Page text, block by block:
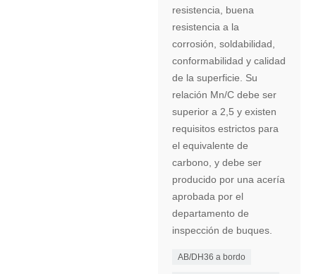
resistencia, buena
resistencia a la
corrosión, soldabilidad,
conformabilidad y calidad
de la superficie. Su
relación Mn/C debe ser
superior a 2,5 y existen
requisitos estrictos para
el equivalente de
carbono, y debe ser
producido por una acería
aprobada por el
departamento de
inspección de buques.
AB/DH36 a bordo